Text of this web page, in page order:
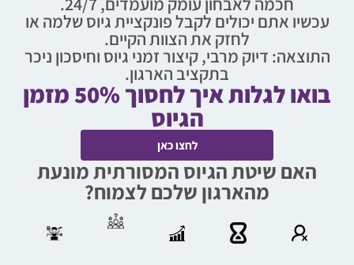
עכשיו אתם יכולים לקבל פונקציית גיוס שלמה או
לחזק את הצוות הקיים.
התוצאה: דיוק מרבי, קיצור זמני גיוס וחיסכון ניכר
בתקציב הארגון.
בואו לגלות איך לחסוך 50% מזמן
הגיוס
לחצו כאן
האם שיטת הגיוס המסורתית מונעת
מהארגון שלכם לצמוח?